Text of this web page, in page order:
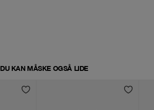
DU KAN MÅSKE OGSÅ LIDE